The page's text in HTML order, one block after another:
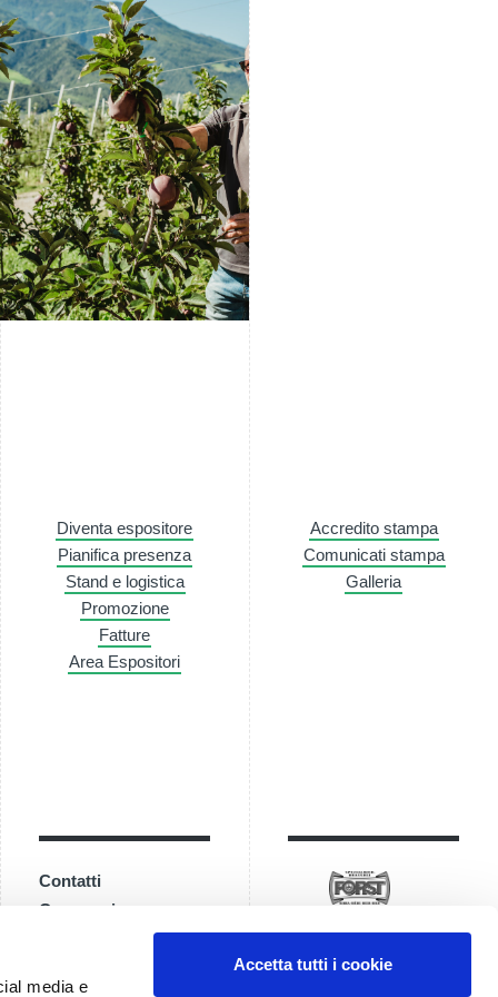
media e
Accetta tutti i cookie
Diventa espositore
Pianifica presenza
Stand e logistica
Promozione
Fatture
Area Espositori
Accredito stampa
Comunicati stampa
Galleria
Contatti
Come arrivare